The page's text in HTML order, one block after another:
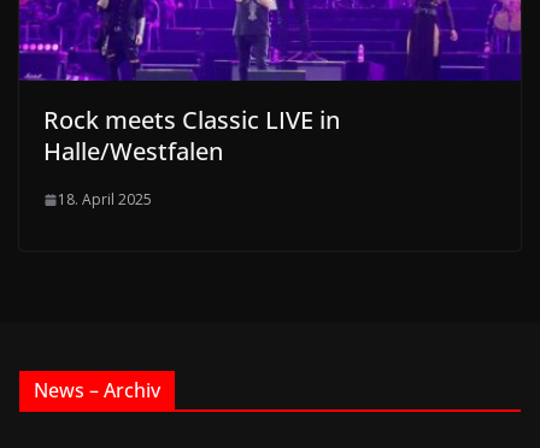
Rock meets Classic LIVE in
Halle/Westfalen
18. April 2025
News – Archiv